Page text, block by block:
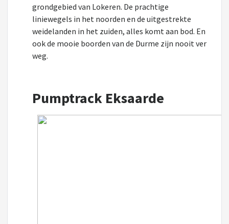
grondgebied van Lokeren. De prachtige
liniewegels in het noorden en de uitgestrekte
weidelanden in het zuiden, alles komt aan bod. En
ook de mooie boorden van de Durme zijn nooit ver
weg.
Pumptrack Eksaarde